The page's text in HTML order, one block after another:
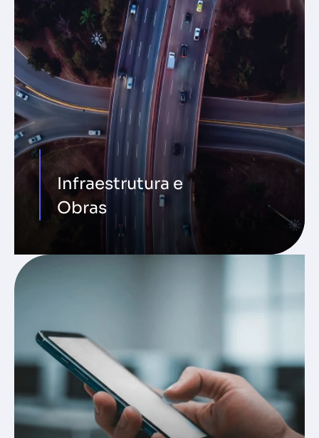
Infraestrutura e
Obras